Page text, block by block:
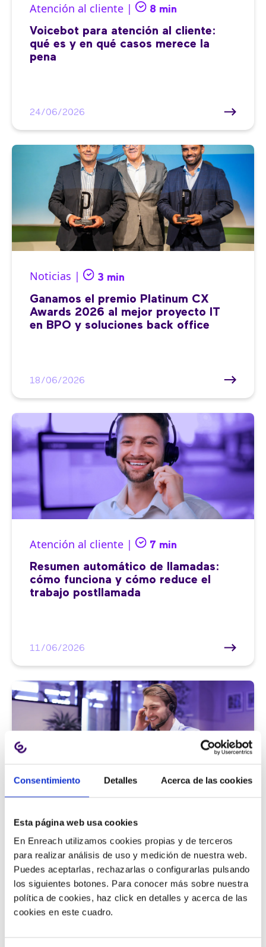
Consentimiento Detalles Acerca de las cookies
Esta página web usa cookies
En Enreach utilizamos cookies propias y de terceros
para realizar análisis de uso y medición de nuestra web.
Puedes aceptarlas, rechazarlas o configurarlas pulsando
los siguientes botones. Para conocer más sobre nuestra
política de cookies, haz click en detalles y acerca de las
cookies en este cuadro.
Atención al cliente | 8 min
Voicebot para atención al cliente:
qué es y en qué casos merece la
pena
24/06/2026
Noticias | 3 min
Ganamos el premio Platinum CX
Awards 2026 al mejor proyecto IT
en BPO y soluciones back office
18/06/2026
Atención al cliente | 7 min
Resumen automático de llamadas:
cómo funciona y cómo reduce el
trabajo postllamada
11/06/2026
9 métricas de call center para medir
la satisfacción del cliente
11/06/2026